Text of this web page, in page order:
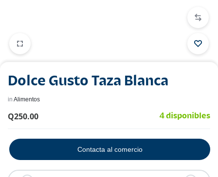
Dolce Gusto Taza Blanca
in Alimentos
Q250.00 4 disponibles
Contacta al comercio